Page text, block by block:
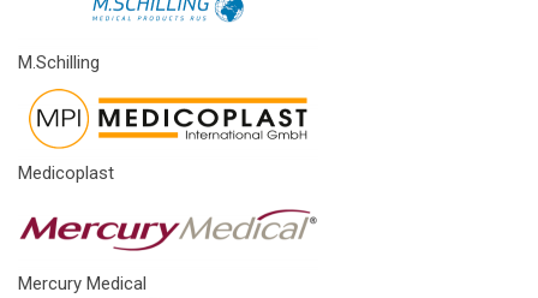
M.Schilling
Medicoplast
Mercury Medical